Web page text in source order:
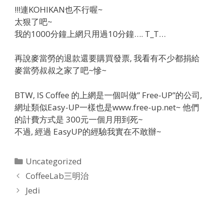
!!!連KOHIKAN也不行喔~
太狠了吧~
我的1000分鐘上網只用過10分鐘…. T_T…
再說麥當勞的退款還要購買發票, 我看有不少都捐給
麥當勞叔叔之家了吧~慘~
BTW, IS Coffee 的上網是一個叫做” Free-UP”的公司,
網址類似Easy-UP一樣也是www.free-up.net~ 他們
的計費方式是 300元一個月用到死~
不過, 經過 EasyUP的經驗我實在不敢辦~
Categories
Uncategorized
CoffeeLab三明治
Jedi